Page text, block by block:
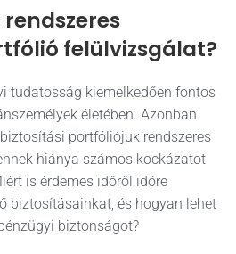
felülvizsgálat?
tudatosság kiemelkedően fontos
életében. Azonban
portfóliójuk rendszeres
hiánya számos kockázatot
is érdemes időről időre
biztosításainkat, és hogyan lehet
biztonságot?